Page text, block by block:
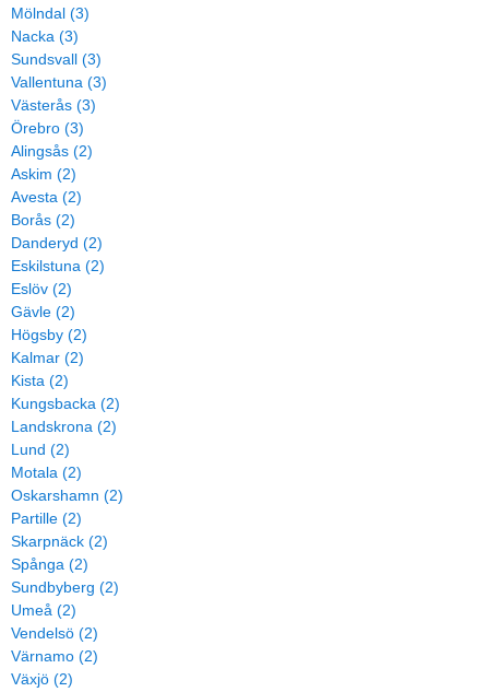
Mölndal (3)
Nacka (3)
Sundsvall (3)
Vallentuna (3)
Västerås (3)
Örebro (3)
Alingsås (2)
Askim (2)
Avesta (2)
Borås (2)
Danderyd (2)
Eskilstuna (2)
Eslöv (2)
Gävle (2)
Högsby (2)
Kalmar (2)
Kista (2)
Kungsbacka (2)
Landskrona (2)
Lund (2)
Motala (2)
Oskarshamn (2)
Partille (2)
Skarpnäck (2)
Spånga (2)
Sundbyberg (2)
Umeå (2)
Vendelsö (2)
Värnamo (2)
Växjö (2)